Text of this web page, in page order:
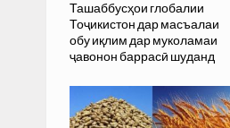
Ташаббусҳои глобалии
Тоҷикистон дар масъалаи
обу иқлим дар муколамаи
ҷавонон баррасӣ шуданд